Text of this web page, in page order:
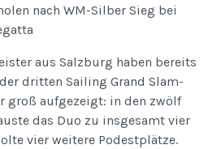
nach WM-Silber Sieg bei
aus Salzburg haben bereits
dritten Sailing Grand Slam-
groß aufgezeigt: in den zwölf
das Duo zu insgesamt vier
vier weitere Podestplätze.